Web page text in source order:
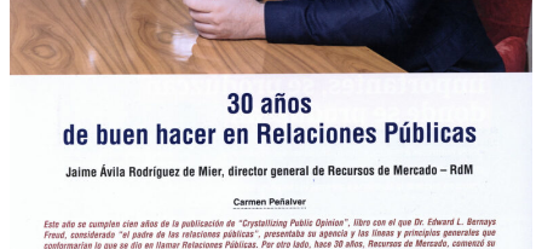
Quiénes Somos
Qué Hacemos
Experiencia
Servicios
Clientes
Blog
Contacto